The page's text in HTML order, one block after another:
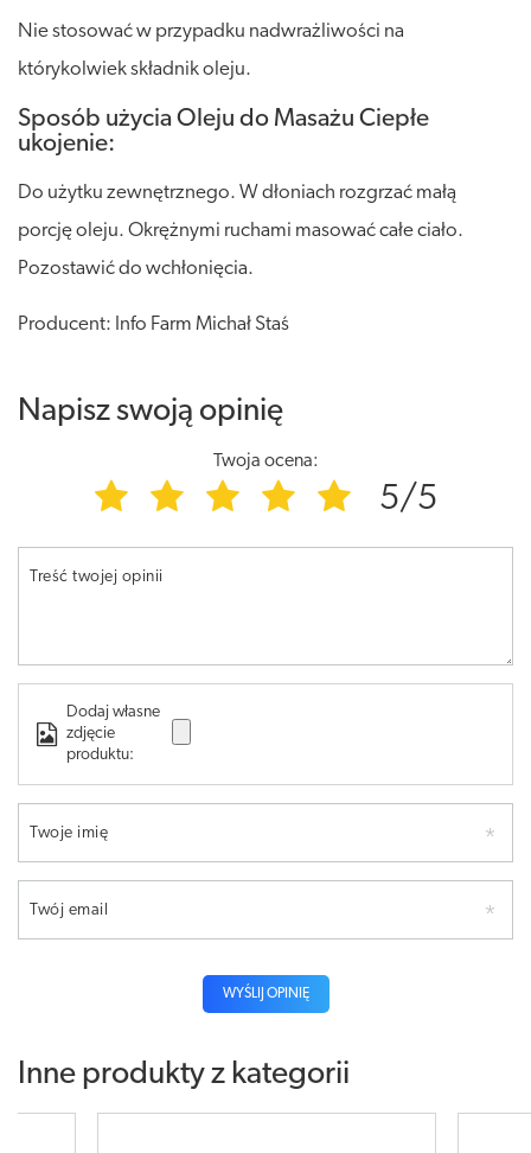
Nie stosować w przypadku nadwrażliwości na
którykolwiek składnik oleju.
Sposób użycia Oleju do Masażu Ciepłe
ukojenie:
Do użytku zewnętrznego. W dłoniach rozgrzać małą
porcję oleju. Okrężnymi ruchami masować całe ciało.
Pozostawić do wchłonięcia.
Producent: Info Farm Michał Staś
Napisz swoją opinię
Twoja ocena:
5/5
Treść twojej opinii
Dodaj własne
zdjęcie
produktu:
Twoje imię
Twój email
WYŚLIJ OPINIĘ
Inne produkty z kategorii